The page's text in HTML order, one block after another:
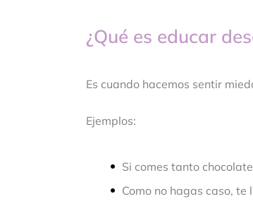
¿Qué es educar
Es cuando hacemos sentir
Ejemplos:
Si comes tanto
Como no hagas caso,